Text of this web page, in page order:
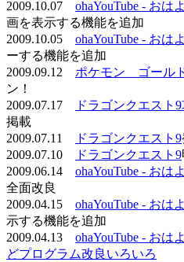
2009.10.07 ohaYouTube - おは
画を表示する機能を追加
2009.10.05 ohaYouTube - おは
ーする機能を追加
2009.09.12 ポケモン ゴール
ン！
2009.07.17
ドラゴンクエスト
掲載
2009.07.11
ドラゴンクエスト9
2009.07.10
ドラゴンクエスト9
2009.06.14 ohaYouTube - おは
全面改良
2009.04.15 ohaYouTube - おは
示する機能を追加
2009.04.13 ohaYouTube - おは
どプログラム改良いろいろ